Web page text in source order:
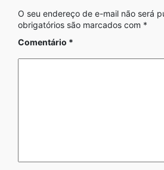
O seu endereço de e-mail não será
obrigatórios são marcados com *
Comentário *